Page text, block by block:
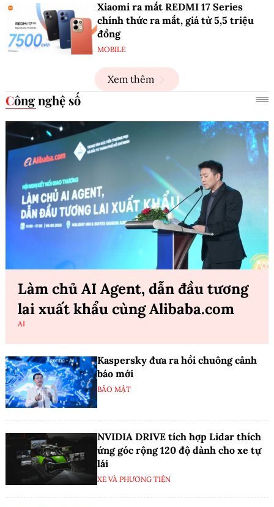
Xiaomi ra mắt REDMI 17 Series
chính thức ra mắt, giá từ 5,5 triệu
đồng
MOBILE
Xem thêm
Công nghệ số
Làm chủ AI Agent, dẫn đầu tương
lai xuất khẩu cùng Alibaba.com
AI
Kaspersky đưa ra hồi chuông cảnh
báo mới
BẢO MẬT
NVIDIA DRIVE tích hợp Lidar thích
ứng góc rộng 120 độ dành cho xe tự
lái
XE VÀ PHƯƠNG TIỆN